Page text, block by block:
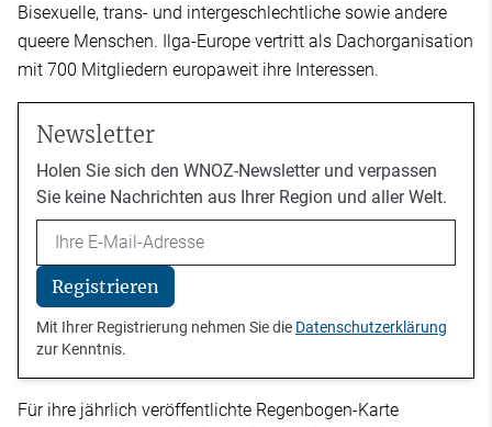
Bisexuelle, trans- und intergeschlechtliche sowie andere
queere Menschen. Ilga-Europe vertritt als Dachorganisation
mit 700 Mitgliedern europaweit ihre Interessen.
Newsletter
Holen Sie sich den WNOZ-Newsletter und verpassen
Sie keine Nachrichten aus Ihrer Region und aller Welt.
Email
Registrieren
Mit Ihrer Registrierung nehmen Sie die Datenschutzerklärung
zur Kenntnis.
Für ihre jährlich veröffentlichte Regenbogen-Karte